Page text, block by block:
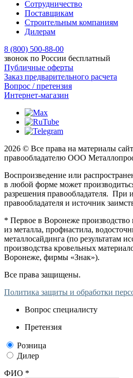
Сотрудничество
Поставщикам
Строительным компаниям
Дилерам
8 (800) 500-88-00
звонок по России бесплатный
Публичные оферты
Заказ предварительного расчета
Вопрос / претензия
Интернет-магазин
2026 © Все права на материалы
правообладателю ООО
Воспроизведение или
в любой форме может
разрешения правообладателя. При
правообладателя и источник
* Первое в Воронеже производство
из металла, профнастила,
металлосайдинга (по результатам
производства кровельных
Воронеже, фирмы «Знак»).
Все права защищены.
Политика защиты и обработки
Вопрос специалисту
Претензия
Розница
Дилер
ФИО *